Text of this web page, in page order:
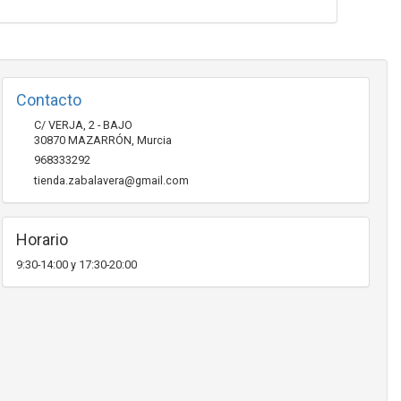
Contacto
C/ VERJA, 2 - BAJO
30870 MAZARRÓN, Murcia
968333292
tienda.zabalavera@gmail.com
Horario
9:30-14:00 y 17:30-20:00